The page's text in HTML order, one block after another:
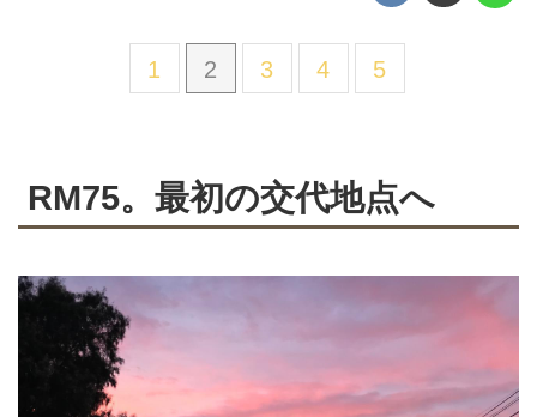
1 2 3 4 5
RM75。最初の交代地点へ